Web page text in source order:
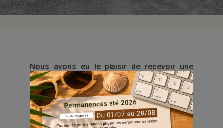
Nous avons eu le plaisir de recevoir une
délégation de collaborateurs du secteur du
logement social d’Irlande – Housing
Associations, NI Housing Executive et
représentants ministériels – venus